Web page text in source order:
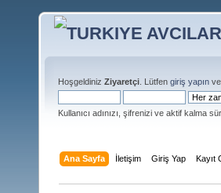
Hoşgeldiniz Ziyaretçi . Lütfen giriş yapın
Kullanıcı adınızı, şifrenizi ve aktif kalma
Ana Sayfa İletişim Giriş Yap Kayıt